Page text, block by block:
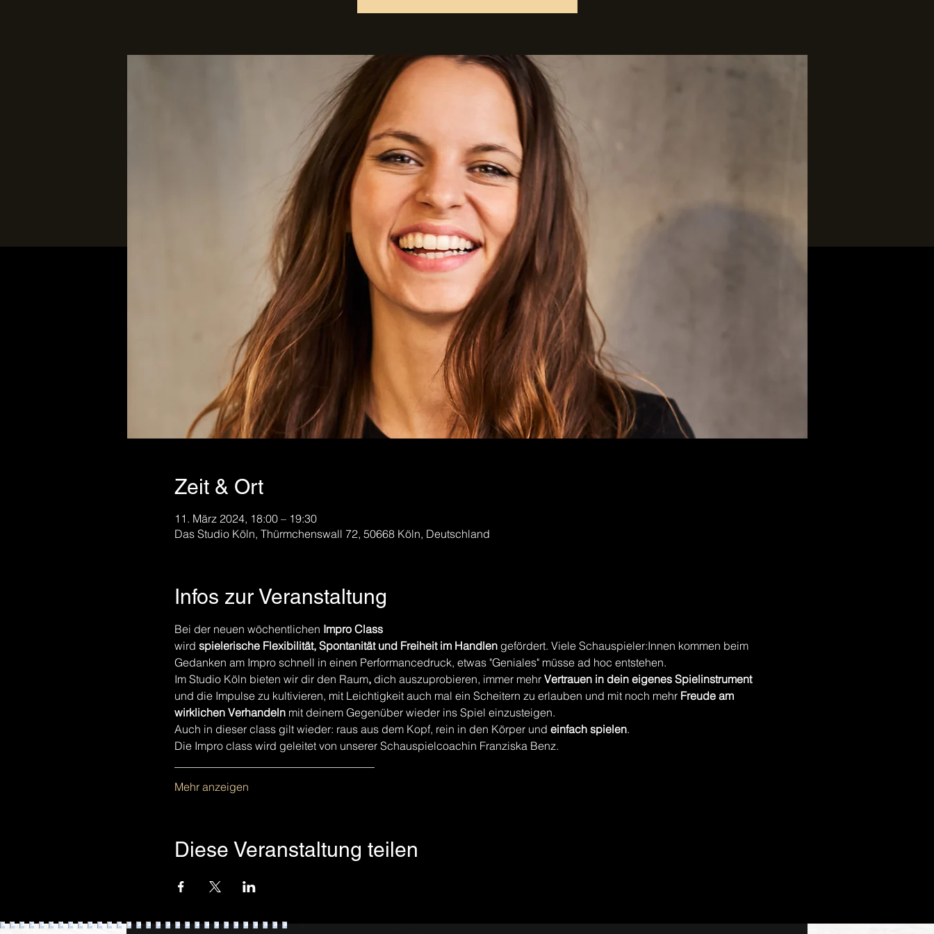
Zeit & Ort
11. März 2024, 18:00 – 19:30
Das Studio Köln, Thürmchenswall 72, 50668 Köln, Deutschland
Infos zur Veranstaltung
Bei der neuen wöchentlichen Impro Class
wird spielerische Flexibilität, Spontanität und Freiheit im Handlen gefördert. Viele Schauspieler:Innen kommen beim
Gedanken am Impro schnell in einen Performancedruck, etwas "Geniales" müsse ad hoc entstehen.
Im Studio Köln bieten wir dir den Raum, dich auszuprobieren, immer mehr Vertrauen in dein eigenes Spielinstrument
und die Impulse zu kultivieren, mit Leichtigkeit auch mal ein Scheitern zu erlauben und mit noch mehr Freude am
wirklichen Verhandeln mit deinem Gegenüber wieder ins Spiel einzusteigen.
Auch in dieser class gilt wieder: raus aus dem Kopf, rein in den Körper und einfach spielen.
Die Impro class wird geleitet von unserer Schauspielcoachin Franziska Benz.
Mehr anzeigen
Diese Veranstaltung teilen